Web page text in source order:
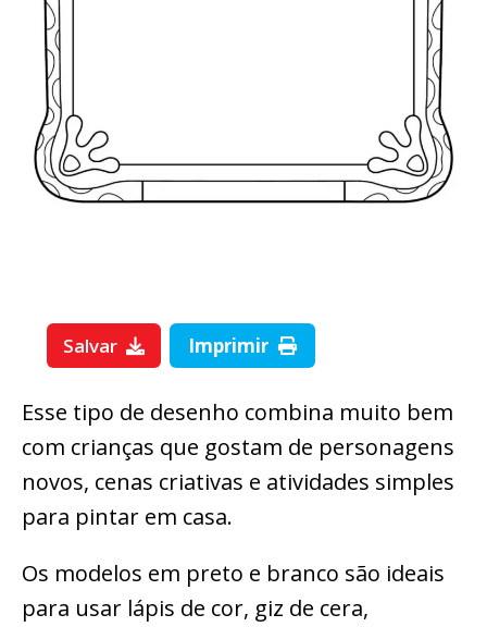
Salvar Imprimir
Esse tipo de desenho combina muito bem
com crianças que gostam de personagens
novos, cenas criativas e atividades simples
para pintar em casa.
Os modelos em preto e branco são ideais
para usar lápis de cor, giz de cera,